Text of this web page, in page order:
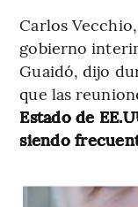
Carlos
gobierno
Guaidó, dijo
que las
Estado de
siendo